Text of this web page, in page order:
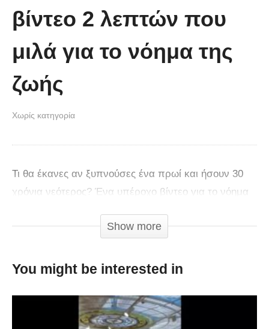
Η Ειρήνη Ερμίδου βγήκε σε
(Βίντεο)
βίντεο 2 λεπτών που
μιλά για το νόημα της
ζωής
Χωρίς κατηγορία
Τι θα έκανες αν ξυπνούσες ένα πρωί και ήσουν 30
χρόνια νεότερος? Ένα υπέροχο βίντεο για το νόημα
Show more
You might be interested in